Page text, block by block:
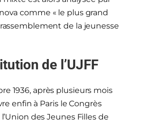
comme « le plus grand
de la jeunesse
de l’UJFF
1936, après plusieurs mois
enfin à Paris le Congrès
des Jeunes Filles de